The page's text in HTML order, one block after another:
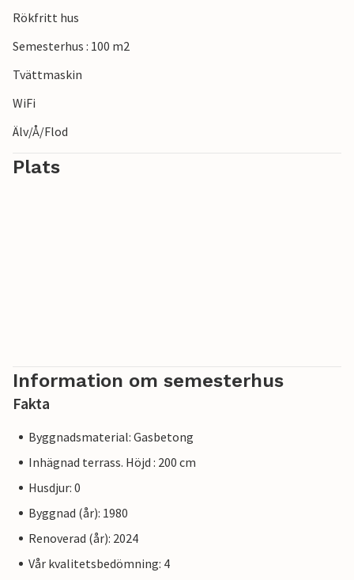
Rökfritt hus
Semesterhus : 100 m2
Tvättmaskin
WiFi
Älv/Å/Flod
Plats
Information om semesterhus
Fakta
Byggnadsmaterial: Gasbetong
Inhägnad terrass. Höjd : 200 cm
Husdjur: 0
Byggnad (år): 1980
Renoverad (år): 2024
Vår kvalitetsbedömning: 4